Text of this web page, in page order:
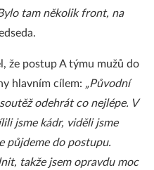
tam několik front, na
že postup A týmu mužů do
hlavním cílem: „Původní
odehrát co nejlépe. V
jsme kádr, viděli jsme
půjdeme do postupu.
takže jsem opravdu moc